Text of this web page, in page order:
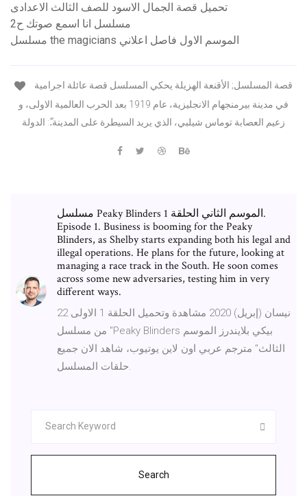
تحميل قصة الجمال الاسود للصف الثالث الاعدادى
مسلسل انا اسمع صوتك ح2
مسلسل the magicians الموسم الاول فاصل اعلاني
في مدينة بيرمنجهام الانجليزية، عام 1919 بعد الحرب العالمية الاولى، و
زعيم العصابة توماس شيلبي، الذي يريد السيطرة على المدينة.ّ: الدولة
مسلسل Peaky Blinders الموسم الثاني الحلقة 1.
Episode 1. Business is booming for the Peaky
Blinders, as Shelby starts expanding both his legal and
illegal operations. He plans for the future, looking at
managing a race track in the South. He soon comes
across some new adversaries, testing him in very
different ways.
22 نيسان (إبريل) 2020 مشاهدة وتحميل الحلقة 1 الاولى
من مسلسل "Peaky Blinders بيكي بلايندرز الموسم
الثالث" مترجم عربي اون لاين يوتيوب، شاهد الان جميع
حلقات المسلسل.
Search